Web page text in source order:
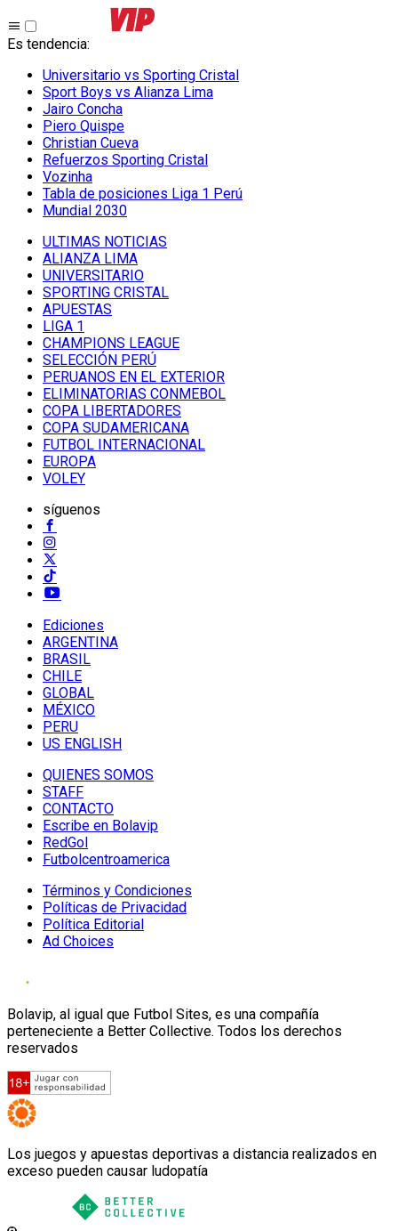
Es tendencia:
Universitario vs Sporting Cristal
Sport Boys vs Alianza Lima
Jairo Concha
Piero Quispe
Christian Cueva
Refuerzos Sporting Cristal
Vozinha
Tabla de posiciones Liga 1 Perú
Mundial 2030
ULTIMAS NOTICIAS
ALIANZA LIMA
UNIVERSITARIO
SPORTING CRISTAL
APUESTAS
LIGA 1
CHAMPIONS LEAGUE
SELECCIÓN PERÚ
PERUANOS EN EL EXTERIOR
ELIMINATORIAS CONMEBOL
COPA LIBERTADORES
COPA SUDAMERICANA
FUTBOL INTERNACIONAL
EUROPA
VOLEY
síguenos
Ediciones
ARGENTINA
BRASIL
CHILE
GLOBAL
MÉXICO
PERU
US ENGLISH
QUIENES SOMOS
STAFF
CONTACTO
Escribe en Bolavip
RedGol
Futbolcentroamerica
Términos y Condiciones
Políticas de Privacidad
Política Editorial
Ad Choices
Bolavip, al igual que Futbol Sites, es una compañía
perteneciente a Better Collective. Todos los derechos
reservados
Los juegos y apuestas deportivas a distancia realizados en
exceso pueden causar ludopatía